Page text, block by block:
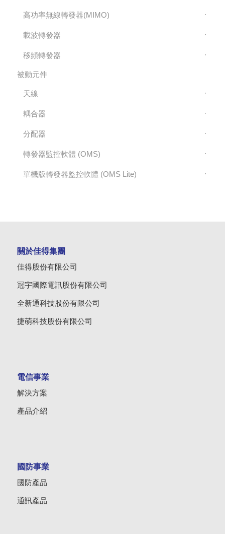
高功率無線轉發器(MIMO)
載波轉發器
移頻轉發器
被動元件
天線
耦合器
分配器
轉發器監控軟體 (OMS)
單機版轉發器監控軟體 (OMS Lite)
關於佳得集團
佳得股份有限公司
冠宇國際電訊股份有限公司
全新通科技股份有限公司
捷萌科技股份有限公司
電信事業
解決方案
產品介紹
國防事業
國防產品
通訊產品